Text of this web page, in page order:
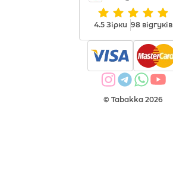
4.5 Зірки 98 відгуків
© Tabakka 2026